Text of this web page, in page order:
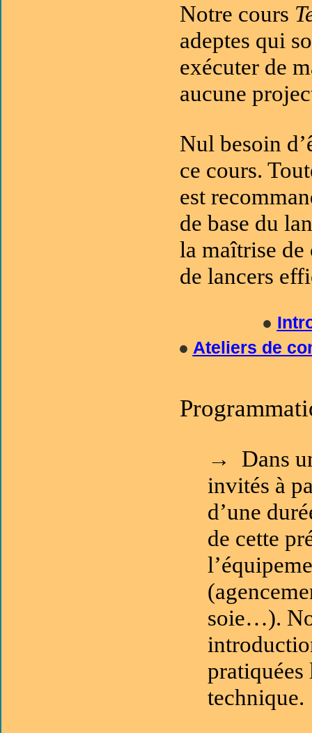
Notre cours
adeptes qui
exécuter de
aucune
Nul besoin
ce cours.
est
de base du
la maîtrise de
de lancers
●
● Ateliers de
→ Dans
invités à
d’une
de cette
soie…).
pratiquées
technique.